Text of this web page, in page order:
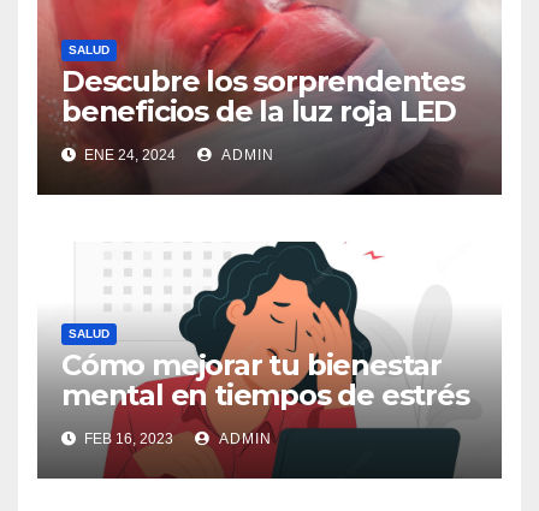
SALUD
Descubre los sorprendentes
beneficios de la luz roja LED
ENE 24, 2024 ADMIN
SALUD
Cómo mejorar tu bienestar
mental en tiempos de estrés
FEB 16, 2023 ADMIN